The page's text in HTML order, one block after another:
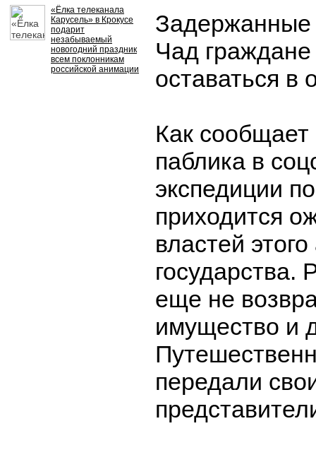
«Ёлка телеканала
Карусель» в Крокусе
подарит
незабываемый
новогодний праздник
всем поклонникам
российской анимации
Задержанные
Чад
оставаться в
Как
паблика в
экспедиции
приходится
властей
государства.
еще не
имущество и
передали